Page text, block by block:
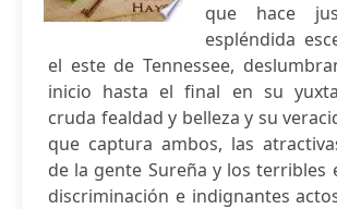
que hace
espléndida
el este de Tennessee,
inicio hasta el final en su
cruda fealdad y belleza y su
que captura ambos, las
de la gente Sureña y los terribles
discriminación e indignantes